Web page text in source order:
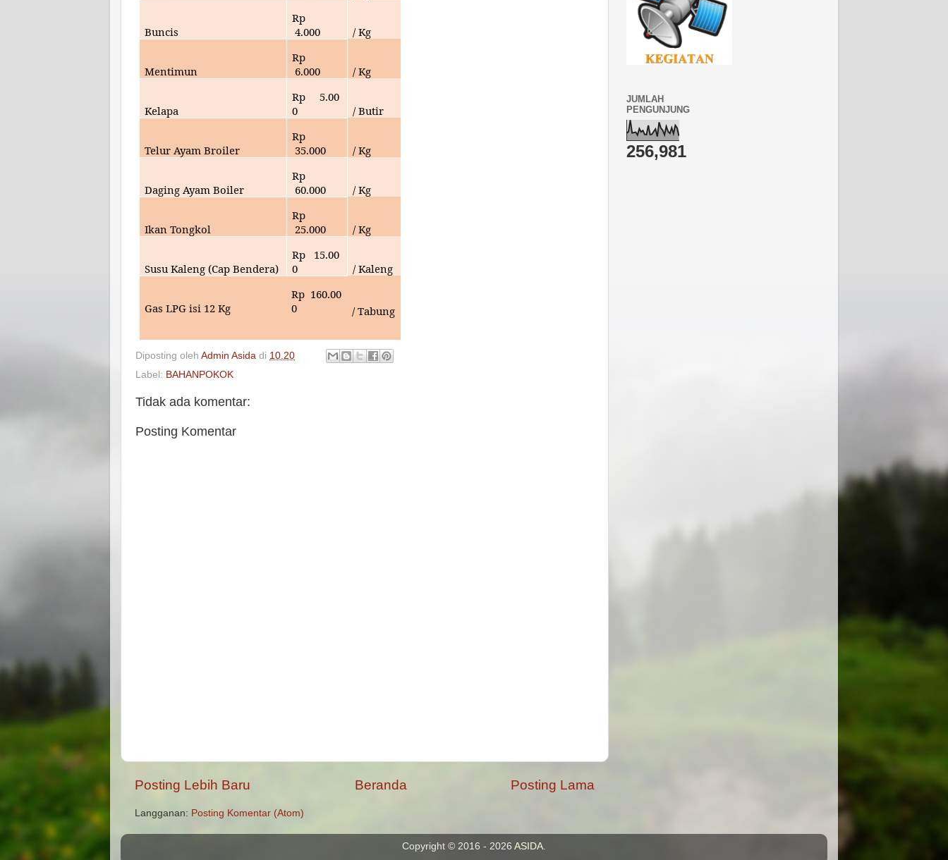
Buncis
Rp
4.000 / Kg
Mentimun
Rp
6.000 / Kg
Kelapa
Rp
5.00
0
/ Butir
Telur Ayam Broiler
Rp
35.000 / Kg
Daging Ayam Boiler
Rp
60.000 / Kg
Ikan Tongkol
Rp
25.000 / Kg
Susu Kaleng (Cap Bendera)
Rp
15.00
0
/ Kaleng
Gas LPG isi 12 Kg
Rp 160.00
0
/ Tabung
Diposting oleh Admin Asida di 10.20
Label: BAHANPOKOK
Tidak ada komentar:
Posting Komentar
Posting Lebih Baru Posting Lama
Beranda
Langganan: Posting Komentar (Atom)
JUMLAH
PENGUNJUNG
256,981
Copyright © 2016 - 2026 ASIDA.